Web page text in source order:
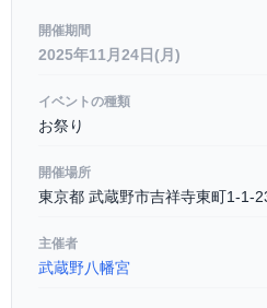
開催期間
2025年11月24日(月)
イベントの種類
お祭り
開催場所
東京都 武蔵野市吉祥寺東町1-1-
主催者
武蔵野八幡宮